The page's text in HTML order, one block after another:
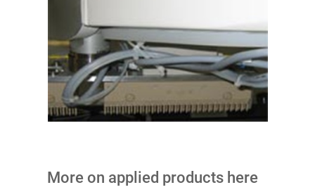
More on applied products here